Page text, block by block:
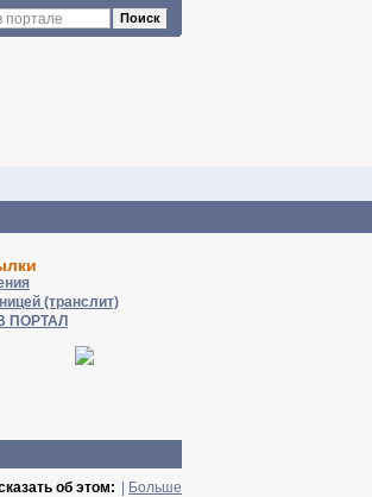
Поиск
(транслит)
ПОРТАЛ
Больше
об этом: